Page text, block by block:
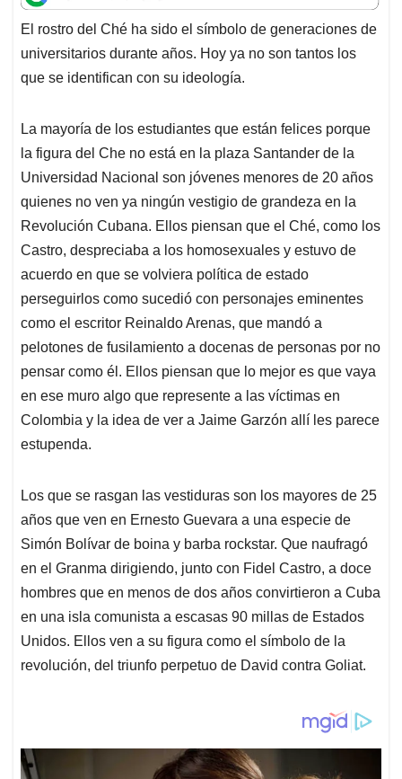
t
s
A
p
e
b
o
o
k
e
d
i
l
e
a
d
s
El rostro del Ché ha sido el símbolo de generaciones de
universitarios durante años. Hoy ya no son tantos los
que se identifican con su ideología.
La mayoría de los estudiantes que están felices porque
la figura del Che no está en la plaza Santander de la
Universidad Nacional son jóvenes menores de 20 años
quienes no ven ya ningún vestigio de grandeza en la
Revolución Cubana. Ellos piensan que el Ché, como los
Castro, despreciaba a los homosexuales y estuvo de
acuerdo en que se volviera política de estado
perseguirlos como sucedió con personajes eminentes
como el escritor Reinaldo Arenas, que mandó a
pelotones de fusilamiento a docenas de personas por no
pensar como él. Ellos piensan que lo mejor es que vaya
en ese muro algo que represente a las víctimas en
Colombia y la idea de ver a Jaime Garzón allí les parece
estupenda.
Los que se rasgan las vestiduras son los mayores de 25
años que ven en Ernesto Guevara a una especie de
Simón Bolívar de boina y barba rockstar. Que naufragó
en el Granma dirigiendo, junto con Fidel Castro, a doce
hombres que en menos de dos años convirtieron a Cuba
en una isla comunista a escasas 90 millas de Estados
Unidos. Ellos ven a su figura como el símbolo de la
revolución, del triunfo perpetuo de David contra Goliat.